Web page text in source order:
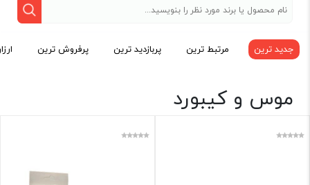
دسته بندی
گجت هوشمند
جدید ترین مرتبط ترین پربازدید ترین پرفروش ترین
موس و کیبورد